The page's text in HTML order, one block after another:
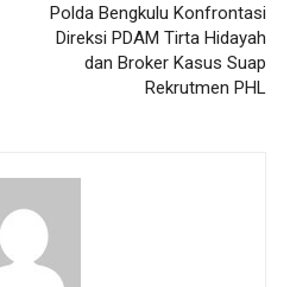
Polda Bengkulu Konfrontasi
Direksi PDAM Tirta Hidayah
dan Broker Kasus Suap
Rekrutmen PHL